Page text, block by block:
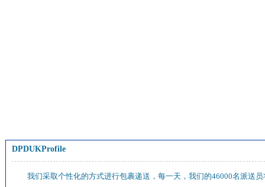
DPDUKProfile
我们采取个性化的方式进行包裹递送，每一天，我们的46000名派送